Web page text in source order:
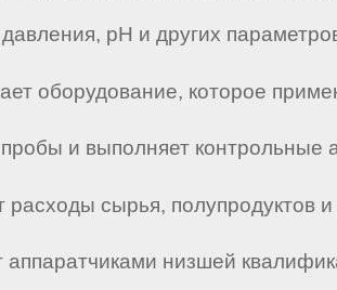
pH и других
оборудование, которое
и выполняет контрольные
расходы сырья, полупродуктов и
аппаратчиками низшей